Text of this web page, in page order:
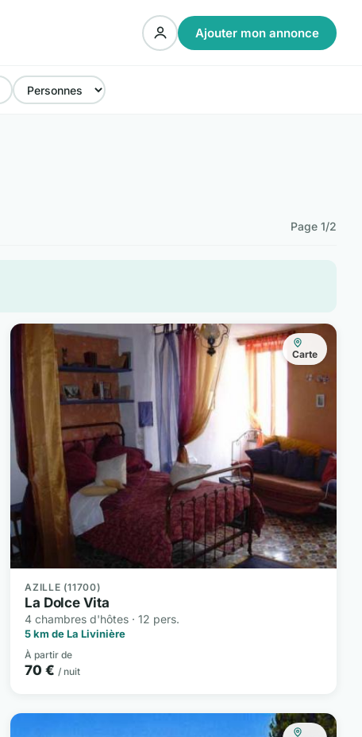
Ajouter mon annonce
Page 1/2
Carte
AZILLE (11700)
La Dolce Vita
4 chambres d'hôtes · 12 pers.
5 km de La Livinière
À partir de
70 €/ nuit